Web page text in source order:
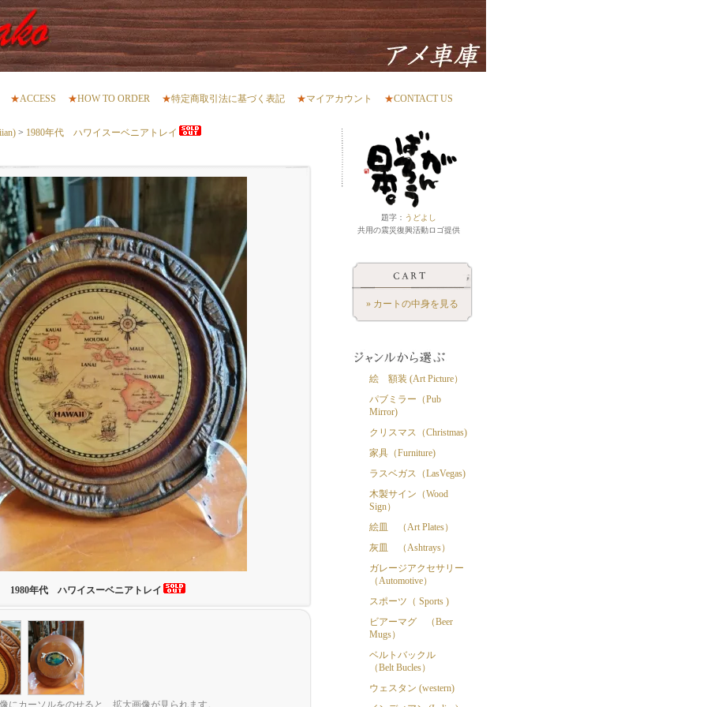
★ACCESS ★HOW TO ORDER ★特定商取引法に基づく表記 ★マイアカウント ★CONTACT US
> 1980年代 ハワイスーベニアトレイ
1980年代 ハワイスーベニアトレイ
題字： うどよし
共用の震災復興活動ロゴ提供
» カートの中身を見る
絵 額装 (Art Picture）
パブミラー（Pub
Mirror)
クリスマス（Christmas)
家具（Furniture)
ラスベガス（LasVegas)
木製サイン（Wood
Sign）
絵皿 （Art Plates）
灰皿 （Ashtrays）
ガレージアクセサリー
（Automotive）
スポーツ（ Sports )
ビアーマグ （Beer
Mugs）
ベルトバックル
（Belt Bucles）
ウェスタン (western)